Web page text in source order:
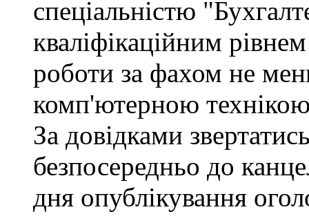
спеціальністю
кваліфікаційним
роботи за фахом не
комп'ютерною
За довідками
безпосередньо до
дня опублікування